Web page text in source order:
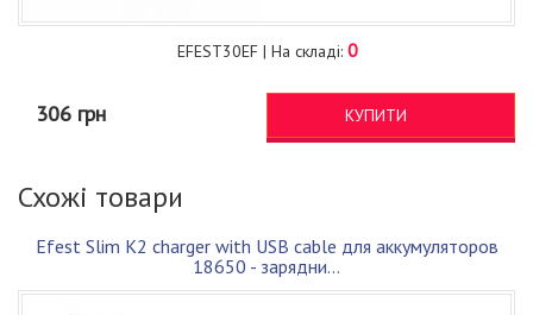
EFEST30EF | На складі: 0
306 грн КУПИТИ
Схожі товари
Efest Slim K2 charger with USB cable для аккумуляторов
18650 - зарядни...